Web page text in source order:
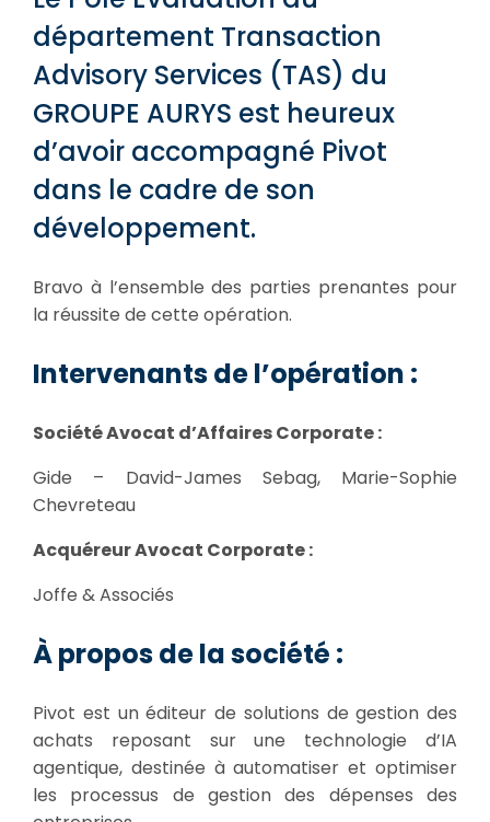
département Transaction
Advisory Services (TAS) du
GROUPE AURYS est heureux
d’avoir accompagné Pivot
dans le cadre de son
développement.
Bravo à l’ensemble des parties prenantes pour
la réussite de cette opération.
Intervenants de l’opération :
Société Avocat d’Affaires Corporate :
Gide – David-James Sebag, Marie-Sophie
Chevreteau
Acquéreur Avocat Corporate :
Joffe & Associés
À propos de la société :
Pivot est un éditeur de solutions de gestion des
achats reposant sur une technologie d’IA
agentique, destinée à automatiser et optimiser
les processus de gestion des dépenses des